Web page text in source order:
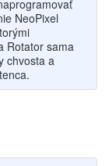
NeoPixel
Rotator sama
chvosta a